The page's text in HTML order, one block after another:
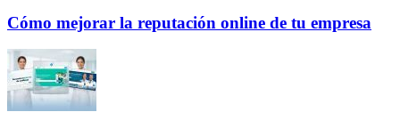
Cómo mejorar la reputación online de tu empresa